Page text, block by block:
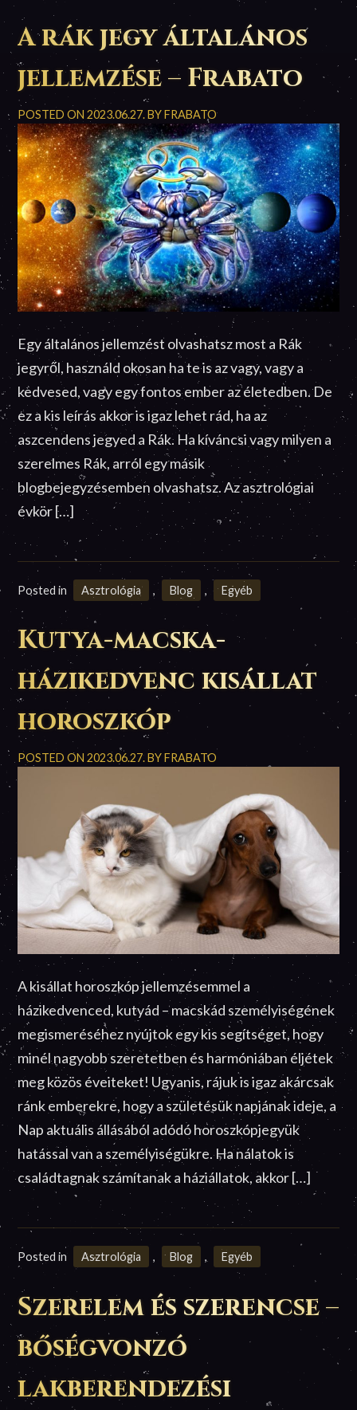
A rák jegy általános
jellemzése – Frabato
POSTED ON2023.06.27. BY FRABATO
Egy általános jellemzést olvashatsz most a Rák
jegyről, használd okosan ha te is az vagy, vagy a
kedvesed, vagy egy fontos ember az életedben. De
ez a kis leírás akkor is igaz lehet rád, ha az
aszcendens jegyed a Rák. Ha kíváncsi vagy milyen a
szerelmes Rák, arról egy másik
blogbejegyzésemben olvashatsz. Az asztrológiai
évkör […]
Posted in Asztrológia , Blog , Egyéb
Kutya-macska-
házikedvenc kisállat
horoszkóp
POSTED ON2023.06.27.BYFRABATO
A kisállat horoszkóp jellemzésemmel a
házikedvenced, kutyád – macskád személyiségének
megismeréséhez nyújtok egy kis segítséget, hogy
minél nagyobb szeretetben és harmóniában éljétek
meg közös éveiteket! Ugyanis, rájuk is igaz akárcsak
ránk emberekre, hogy a születésük napjának ideje, a
Nap aktuális állásából adódó horoszkópjegyük
hatással van a személyiségükre. Ha nálatok is
családtagnak számítanak a háziállatok, akkor […]
Posted in Asztrológia , Blog , Egyéb
Szerelem és szerencse –
bőségvonzó
lakberendezési